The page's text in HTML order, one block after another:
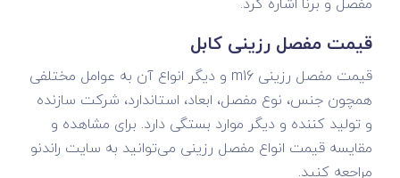
مفصل و برنا اشاره کرد.
قیمت مفصل رزینی کابل
قیمت مفصل رزینی m16 و دیگر انواع آن به عوامل مختلفی
همچون جنس، نوع مفصل، ابعاد، استاندارد، شرکت سازنده
و تولید کننده و دیگر موارد بستگی دارد. برای مشاهده و
مقایسه قیمت انواع مفصل رزینی می‌توانید به سایت راندنو
مراجعه کنید.